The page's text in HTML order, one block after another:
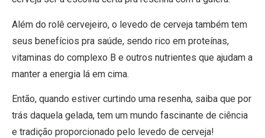
Além do rolê cervejeiro, o levedo de cerveja também tem
seus benefícios pra saúde, sendo rico em proteínas,
vitaminas do complexo B e outros nutrientes que ajudam a
manter a energia lá em cima.
Então, quando estiver curtindo uma resenha, saiba que por
trás daquela gelada, tem um mundo fascinante de ciência
e tradição proporcionado pelo levedo de cerveja!